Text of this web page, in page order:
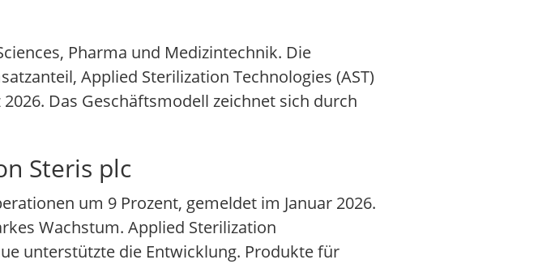
Pharma und Medizintechnik. Die
Applied Sterilization Technologies (AST)
Das Geschäftsmodell zeichnet sich durch
Steris plc
um 9 Prozent, gemeldet im Januar 2026.
Wachstum. Applied Sterilization
unterstützte die Entwicklung. Produkte für